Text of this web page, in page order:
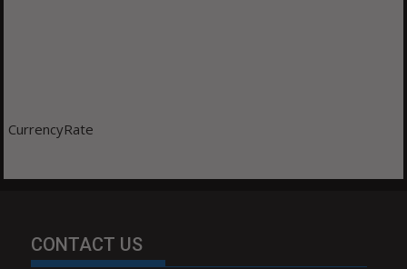
CurrencyRate
CONTACT US